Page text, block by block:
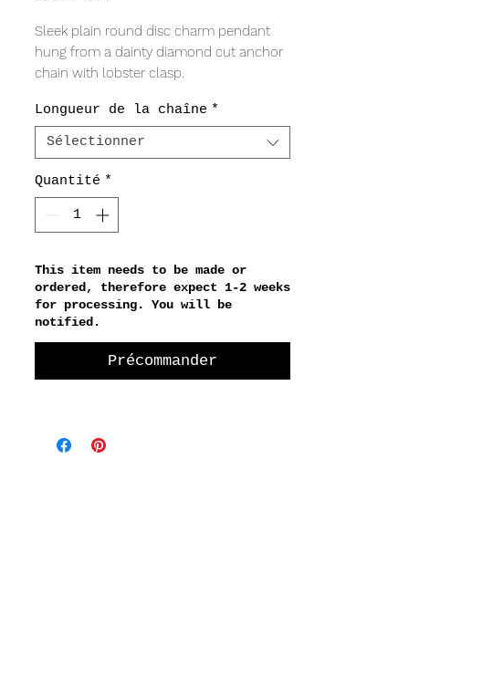
Sleek plain round disc charm pendant
hung from a dainty diamond cut anchor
chain with lobster clasp.
METAL QUALITY
18k gold filled
MEASURING
10mm disc charm
1mm chain width
Longueur de la chaîne *
Sélectionner
Quantité *
This item needs to be made or
ordered, therefore expect 1-2 weeks
for processing. You will be
notified.
Précommander